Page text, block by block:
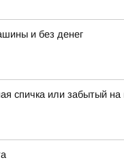
и без денег
спичка или забытый